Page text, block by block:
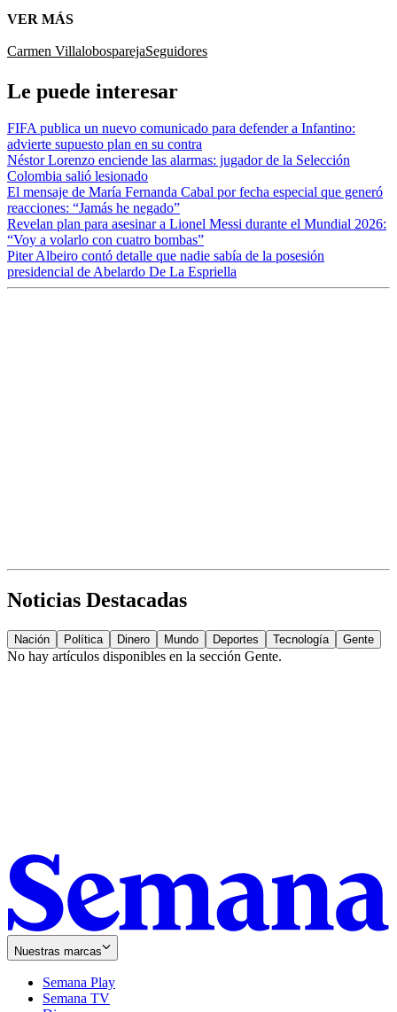
VER MÁS
Carmen VillalobosparejaSeguidores
Le puede interesar
FIFA publica un nuevo comunicado para defender a Infantino:
advierte supuesto plan en su contra
Néstor Lorenzo enciende las alarmas: jugador de la Selección
Colombia salió lesionado
El mensaje de María Fernanda Cabal por fecha especial que generó
reacciones: “Jamás he negado”
Revelan plan para asesinar a Lionel Messi durante el Mundial 2026:
“Voy a volarlo con cuatro bombas”
Piter Albeiro contó detalle que nadie sabía de la posesión
presidencial de Abelardo De La Espriella
Noticias Destacadas
Nación Política Dinero Mundo Deportes Tecnología Gente
No hay artículos disponibles en la sección Gente.
Nuestras marcas
Semana Play
Semana TV